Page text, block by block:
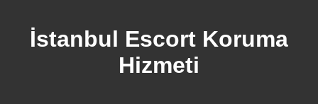
İstanbul Escort Koruma
Hizmeti